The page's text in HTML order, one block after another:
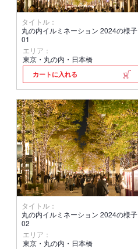
タイトル：
丸の内イルミネーション 2024の様子
01
エリア：
東京・丸の内・日本橋
カートに入れる
タイトル：
丸の内イルミネーション 2024の様子
02
エリア：
東京・丸の内・日本橋